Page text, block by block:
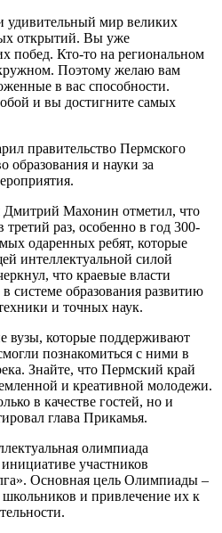
удивительный мир великих
открытий. Вы уже
побед. Кто-то на региональном
Поэтому желаю вам
в вас способности.
и вы достигните самых
правительство Пермского
образования и науки за
Дмитрий Махонин отметил, что
третий раз, особенно в год 300-
одаренных ребят, которые
интеллектуальной силой
что краевые власти
системе образования развитию
и точных наук.
вузы, которые поддерживают
познакомиться с ними в
Знайте, что Пермский край
и креативной молодежи.
в качестве гостей, но и
глава Прикамья.
олимпиада
участников
Основная цель Олимпиады –
школьников и привлечение их к